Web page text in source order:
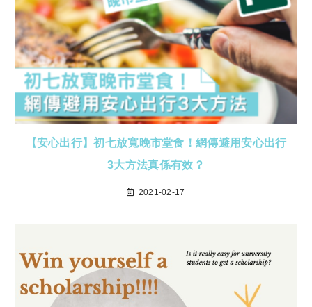
【安心出行】初七放寬晚市堂食！網傳避用安心出行
3大方法真係有效？
2021-02-17